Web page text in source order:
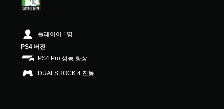
중
별
플레이어 1명
PS4 버전
PS4 Pro 성능 향상
DUALSHOCK 4 진동